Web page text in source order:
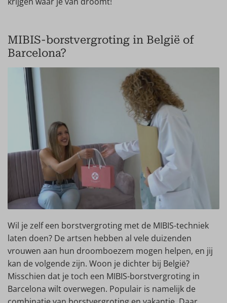
MIBIS-borstvergroting in België of
Barcelona?
Wil je zelf een borstvergroting met de MIBIS-techniek
laten doen? De artsen hebben al vele duizenden
vrouwen aan hun droomboezem mogen helpen, en jij
kan de volgende zijn. Woon je dichter bij België?
Misschien dat je toch een MIBIS-borstvergroting in
Barcelona wilt overwegen. Populair is namelijk de